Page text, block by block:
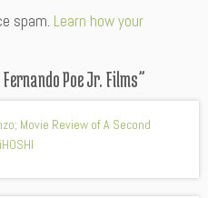
spam. Learn how your
Poe Jr. Films”
Movie Review of A Second